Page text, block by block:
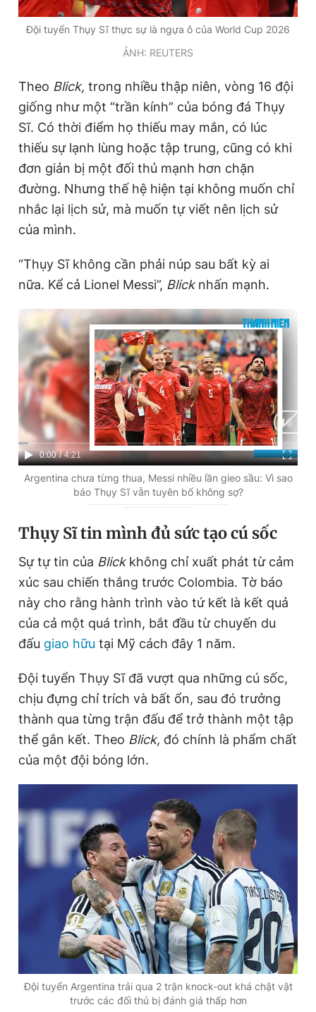
Đội tuyển Thụy Sĩ thực sự là ngựa ô của World Cup 2026
ẢNH: REUTERS
Theo Blick, trong nhiều thập niên, vòng 16 đội
giống như một “trần kính” của bóng đá Thụy
Sĩ. Có thời điểm họ thiếu may mắn, có lúc
thiếu sự lạnh lùng hoặc tập trung, cũng có khi
đơn giản bị một đối thủ mạnh hơn chặn
đường. Nhưng thế hệ hiện tại không muốn chỉ
nhắc lại lịch sử, mà muốn tự viết nên lịch sử
của mình.
“Thụy Sĩ không cần phải núp sau bất kỳ ai
nữa. Kể cả Lionel Messi”, Blicknhấn mạnh.
C
u
e
n
T
m
0:00 / D
u
t
i
o
n
4:21
Argentina chưa từng thua, Messi nhiều lần gieo sầu: Vì sao
báo Thụy Sĩ vẫn tuyên bố không sợ?
Thụy Sĩ tin mình đủ sức tạo cú sốc
Sự tự tin của Blickkhông chỉ xuất phát từ cảm
xúc sau chiến thắng trước Colombia. Tờ báo
này cho rằng hành trình vào tứ kết là kết quả
của cả một quá trình, bắt đầu từ chuyến du
đấu giao hữu tại Mỹ cách đây 1 năm.
Đội tuyển Thụy Sĩ đã vượt qua những cú sốc,
chịu đựng chỉ trích và bất ổn, sau đó trưởng
thành qua từng trận đấu để trở thành một tập
thể gắn kết. Theo Blick, đó chính là phẩm chất
của một đội bóng lớn.
Đội tuyển Argentina trải qua 2 trận knock-out khá chật vật
trước các đối thủ bị đánh giá thấp hơn